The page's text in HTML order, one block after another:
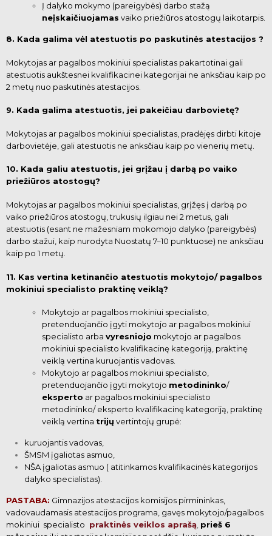
Į dalyko mokymo (pareigybės) darbo stažą
neįskaičiuojamas vaiko priežiūros atostogų laikotarpis.
8. Kada galima vėl atestuotis po paskutinės atestacijos ?
Mokytojas ar pagalbos mokiniui specialistas pakartotinai gali
atestuotis aukštesnei kvalifikacinei kategorijai ne anksčiau kaip po
2 metų nuo paskutinės atestacijos.
9. Kada galima atestuotis, jei pakeičiau darbovietę?
Mokytojas ar pagalbos mokiniui specialistas, pradėjęs dirbti kitoje
darbovietėje, gali atestuotis ne anksčiau kaip po vienerių metų.
10. Kada galiu atestuotis, jei grįžau į darbą po vaiko
priežiūros atostogų?
Mokytojas ar pagalbos mokiniui specialistas, grįžęs į darbą po
vaiko priežiūros atostogų, trukusių ilgiau nei 2 metus, gali
atestuotis (esant ne mažesniam mokomojo dalyko (pareigybės)
darbo stažui, kaip nurodyta Nuostatų 7–10 punktuose) ne anksčiau
kaip po 1 metų.
11. Kas vertina ketinančio atestuotis mokytojo/ pagalbos
mokiniui specialisto praktinę veiklą?
Mokytojo ar pagalbos mokiniui specialisto,
pretenduojančio įgyti mokytojo ar pagalbos mokiniui
specialisto arbavyresniojo mokytojo ar pagalbos
mokiniui specialisto kvalifikacinę kategoriją, praktinę
veiklą vertina kuruojantis vadovas.
Mokytojo ar pagalbos mokiniui specialisto,
pretenduojančio įgyti mokytojo metodininko/
eksperto ar pagalbos mokiniui specialisto
metodininko/ eksperto kvalifikacinę kategoriją, praktinę
veiklą vertina trijų vertintojų grupė:
kuruojantis vadovas,
ŠMSM įgaliotas asmuo,
NŠA įgaliotas asmuo ( atitinkamos kvalifikacinės kategorijos
dalyko specialistas).
PASTABA: Gimnazijos atestacijos komisijos pirmininkas,
vadovaudamasis atestacijos programa, gavęs mokytojo/pagalbos
mokiniui specialisto praktinės veiklos aprašą, prieš 6